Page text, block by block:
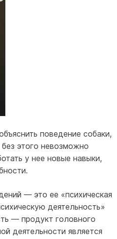
поведение собаки,
этого невозможно
у нее новые навыки,
— это ее «психическая
деятельность»
— продукт головного
деятельности является